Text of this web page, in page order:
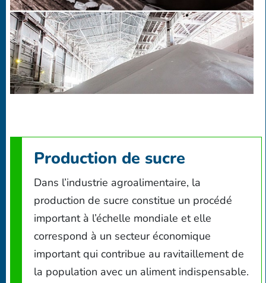
Production de sucre
Dans l’industrie agroalimentaire, la
production de sucre constitue un procédé
important à l’échelle mondiale et elle
correspond à un secteur économique
important qui contribue au ravitaillement de
la population avec un aliment indispensable.